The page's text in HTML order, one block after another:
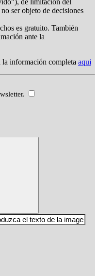
de limitación del
ser objeto de decisiones
es gratuito. También
ante la
la información completa aqui